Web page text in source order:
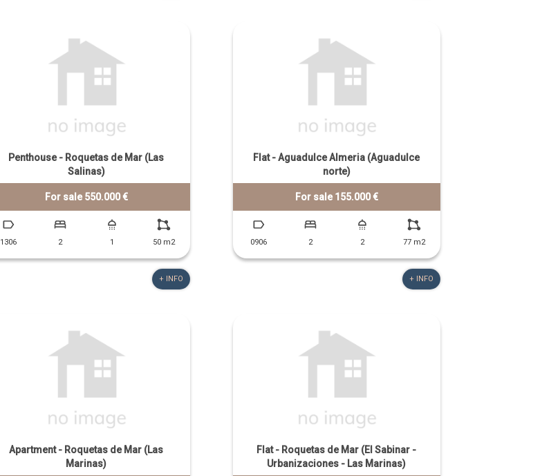
Penthouse - Roquetas de Mar (Las
Salinas)
For sale 550.000 €
1306 2 1 50 m2
+ INFO
Flat - Aguadulce Almeria (Aguadulce
norte)
For sale 155.000 €
0906 2 2 77 m2
+ INFO
Apartment - Roquetas de Mar (Las
Marinas)
Flat - Roquetas de Mar (El Sabinar -
Urbanizaciones - Las Marinas)